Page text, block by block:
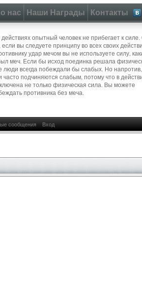
нас Наши Награды Контакты
действиях опытный человек не прибегает к
вы следуете принципу во всех своих
удар мечом вы не используете силу,
меч. Если бы исход поединка решала
люди всегда побеждали бы слабых. Но напротив,
подчиняются слабым, потому что в
не только физическая сила. Вы можете
противника без меча.
сообщения Вход